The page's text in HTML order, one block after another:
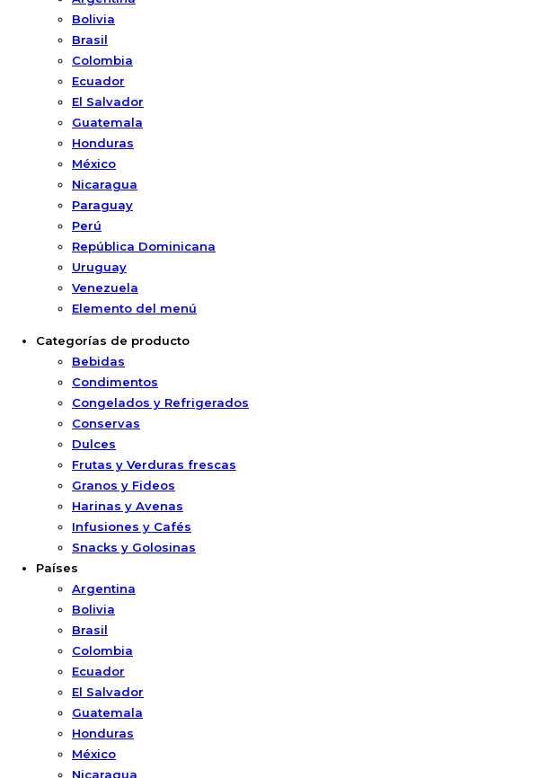
Bolivia
Brasil
Colombia
Ecuador
El Salvador
Guatemala
Honduras
México
Nicaragua
Paraguay
Perú
República Dominicana
Uruguay
Venezuela
Elemento del menú
Categorías de producto
Bebidas
Condimentos
Congelados y Refrigerados
Conservas
Dulces
Frutas y Verduras frescas
Granos y Fideos
Harinas y Avenas
Infusiones y Cafés
Snacks y Golosinas
Países
Argentina
Bolivia
Brasil
Colombia
Ecuador
El Salvador
Guatemala
Honduras
México
Nicaragua